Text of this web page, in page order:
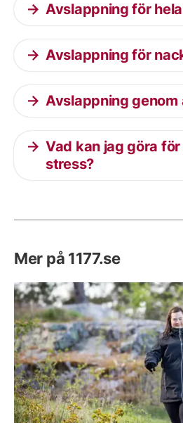
Avslappning för
Avslappning för
Avslappning genom
Vad kan jag göra
stress?
Mer på 1177.se